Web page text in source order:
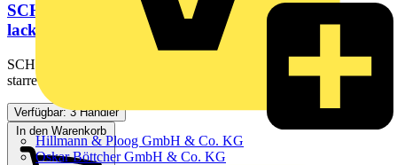
Hillmann & Ploog GmbH & Co. KG
Oskar Böttcher GmbH & Co. KG
SCHUKO®-Steckdose, 16 A 250 V ~, Duroplast
lackiert, Serie LS,...
SCHUKO®-Steckdose, graphitschwarz matt mit Federklemmen für
starre und unbehandelte flexible Leiter bis 2,5 mm2...
Verfügbar: 3 Händler
In den Warenkorb